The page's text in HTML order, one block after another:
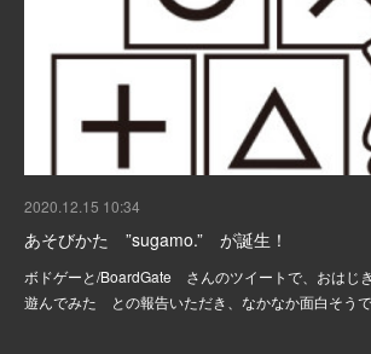
2020.12.15 10:34
あそびかた ”sugamo.” が誕生！
ボドゲーと/BoardGate さんのツイートで、おはじ
遊んでみた との報告いただき、なかなか面白そう